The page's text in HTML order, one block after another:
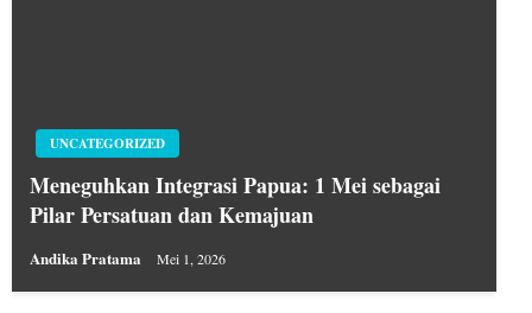
UNCATEGORIZED
Meneguhkan Integrasi Papua: 1 Mei sebagai
Pilar Persatuan dan Kemajuan
Andika Pratama Mei 1, 2026